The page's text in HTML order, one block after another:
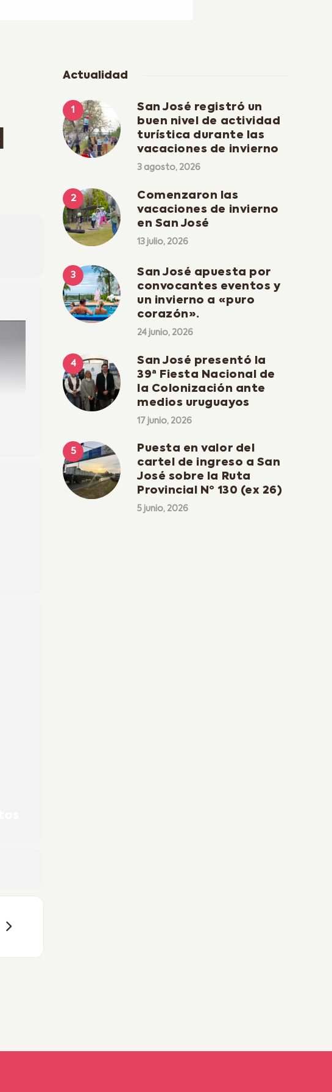
Actualidad
San José registró un
buen nivel de actividad
turística durante las
vacaciones de invierno
3 agosto, 2026
Comenzaron las
vacaciones de invierno
en San José
13 julio, 2026
San José apuesta por
convocantes eventos y
un invierno a «puro
corazón».
24 junio, 2026
San José presentó la
39ª Fiesta Nacional de
la Colonización ante
medios uruguayos
17 junio, 2026
Puesta en valor del
cartel de ingreso a San
José sobre la Ruta
Provincial Nº 130 (ex 26)
5 junio, 2026